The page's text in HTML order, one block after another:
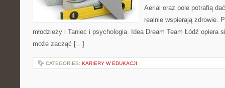
Aerial oraz pole potrafią
realnie wspierają zdrowie.
młodzieży i Taniec i psychologia. Idea Dream Team Łódź opiera
może zacząć […]
CATEGORIES: KARIERY W EDUKACJI